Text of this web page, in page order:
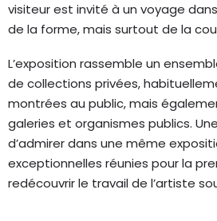
visiteur est invité à un voyage dans
de la forme, mais surtout de la
L’exposition rassemble un
de collections privées,
montrées au public, mais
galeries et organismes publics.
d’admirer dans une même
exceptionnelles réunies pour la
redécouvrir le travail de l’artiste